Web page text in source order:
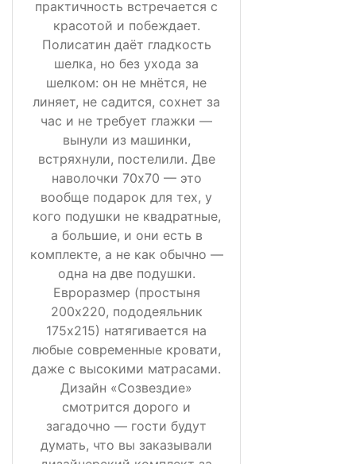
практичность встречается с
красотой и побеждает.
Полисатин даёт гладкость
шелка, но без ухода за
шелком: он не мнётся, не
линяет, не садится, сохнет за
час и не требует глажки —
вынули из машинки,
встряхнули, постелили. Две
наволочки 70х70 — это
вообще подарок для тех, у
кого подушки не квадратные,
а большие, и они есть в
комплекте, а не как обычно —
одна на две подушки.
Евроразмер (простыня
200х220, пододеяльник
175х215) натягивается на
любые современные кровати,
даже с высокими матрасами.
Дизайн «Созвездие»
смотрится дорого и
загадочно — гости будут
думать, что вы заказывали